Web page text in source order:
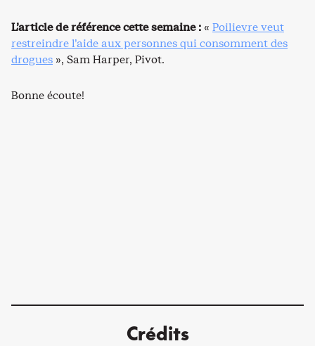
L’article de référence cette semaine : « Poilievre veut
restreindre l’aide aux personnes qui consomment des
drogues », Sam Harper, Pivot.
Bonne écoute!
Crédits